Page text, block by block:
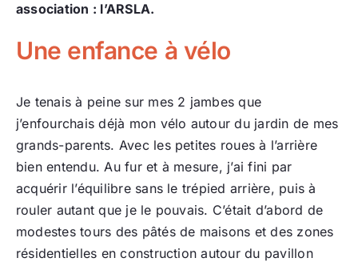
association : l’ARSLA.
Une enfance à vélo
Je tenais à peine sur mes 2 jambes que
j’enfourchais déjà mon vélo autour du jardin de mes
grands-parents. Avec les petites roues à l’arrière
bien entendu. Au fur et à mesure, j’ai fini par
acquérir l’équilibre sans le trépied arrière, puis à
rouler autant que je le pouvais. C’était d’abord de
modestes tours des pâtés de maisons et des zones
résidentielles en construction autour du pavillon